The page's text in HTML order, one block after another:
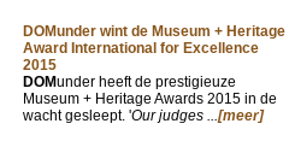
DOMunder wint de Museum + Heritage
Award International for Excellence
2015
DOMunder heeft de prestigieuze
Museum + Heritage Awards 2015 in de
wacht gesleept. 'Our judges ...[meer]